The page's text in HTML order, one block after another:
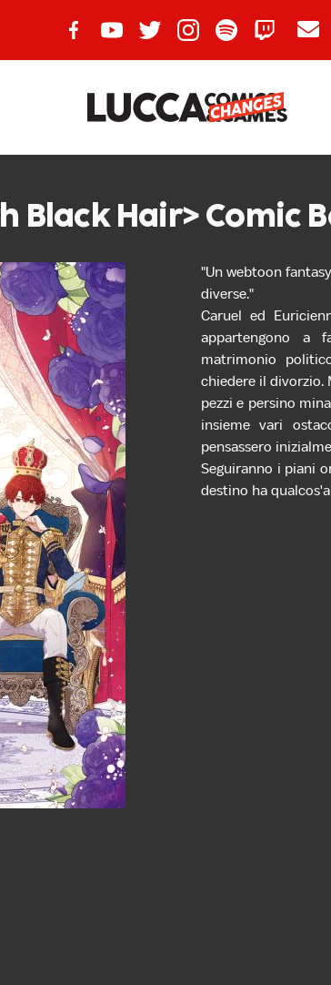
Black Hair> Comic
"Un webtoon
diverse."
Caruel ed
appartengono a
matrimonio
chiedere il divorzio.
pezzi e persino
insieme vari
pensassero
Seguiranno i piani
destino ha